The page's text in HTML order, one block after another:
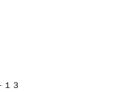
１３